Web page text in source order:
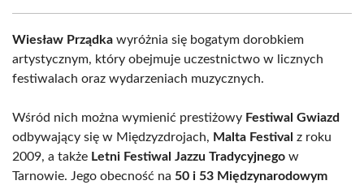
Wiesław Prządka wyróżnia się bogatym dorobkiem
artystycznym, który obejmuje uczestnictwo w licznych
festiwalach oraz wydarzeniach muzycznych.
Wśród nich można wymienić prestiżowy Festiwal Gwiazd
odbywający się w Międzyzdrojach, Malta Festival z roku
2009, a także Letni Festiwal Jazzu Tradycyjnego w
Tarnowie. Jego obecność na 50 i 53 Międzynarodowym